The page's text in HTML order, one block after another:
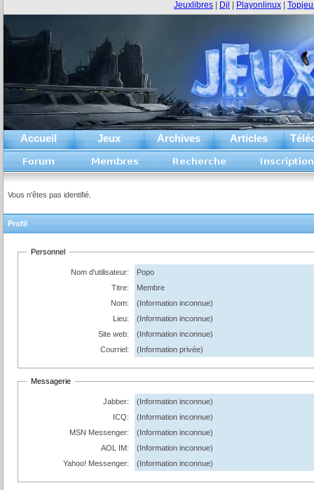
Accueil Jeux Archives Articles
Jeuxlibres Djl Playonlinux
Vous n'êtes pas identifié.
Profil
Personnel
Nom d'utilisateur:
Popo
Titre:
Membre
Nom:
(Information inconnue)
Lieu:
(Information inconnue)
Site web:
(Information inconnue)
Courriel:
(Information privée)
Messagerie
Jabber:
(Information inconnue)
ICQ:
(Information inconnue)
MSN Messenger:
(Information inconnue)
AOL IM:
(Information inconnue)
Yahoo! Messenger:
(Information inconnue)